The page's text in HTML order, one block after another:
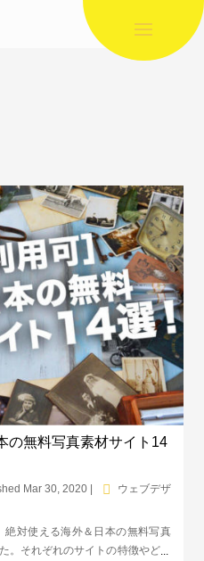
の無料写真素材サイト14
Mar 30, 2020 |
ウェブデザ
絶対使える海外＆日本の無料写真
。それぞれのサイトの特徴やどん